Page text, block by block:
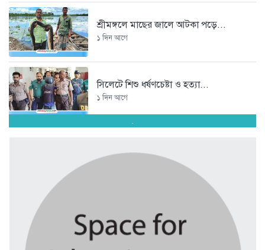
শ্রীমঙ্গলে মাছের জালে আটকা পড়ে...
১ দিন আগে
সিলেটে শিশু ধর্ষণচেষ্টা ও হত্যা...
১ দিন আগে
১ দিন আগে
.